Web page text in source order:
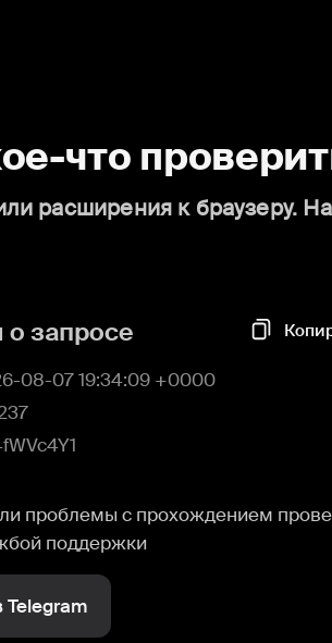
что
расширения к браузеру.
запросе
08-07 19:34:09 +0000
проблемы с прохождением
поддержки
Telegram